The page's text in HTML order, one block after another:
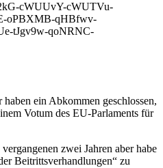
cWUUvY-cWUTVu-
oPBXMB-qHBfwv-
tJgv9w-qoNRNC-
ein Abkommen geschlossen,
Votum des EU-Parlaments für
zwei Jahren aber habe
Beitrittsverhandlungen“ zu